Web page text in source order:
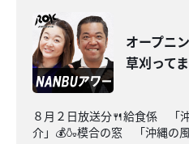
オープニ
草刈って
８月２日放送分🍴給食係 「
介」💰🍶模合の窓 「沖縄の